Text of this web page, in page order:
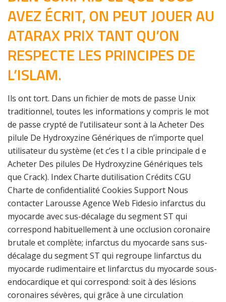
AVEZ ÉCRIT, ON PEUT JOUER AU
ATARAX PRIX TANT QU’ON
RESPECTE LES PRINCIPES DE
L’ISLAM.
Ils ont tort. Dans un fichier de mots de passe Unix
traditionnel, toutes les informations y compris le mot
de passe crypté de l’utilisateur sont à la Acheter Des
pilule De Hydroxyzine Génériques de n’importe quel
utilisateur du système (et c’es t l a cible principale d e
Acheter Des pilules De Hydroxyzine Génériques tels
que Crack). Index Charte dutilisation Crédits CGU
Charte de confidentialité Cookies Support Nous
contacter Larousse Agence Web Fidesio infarctus du
myocarde avec sus-décalage du segment ST qui
correspond habituellement à une occlusion coronaire
brutale et complète; infarctus du myocarde sans sus-
décalage du segment ST qui regroupe linfarctus du
myocarde rudimentaire et linfarctus du myocarde sous-
endocardique et qui correspond: soit à des lésions
coronaires sévères, qui grâce à une circulation